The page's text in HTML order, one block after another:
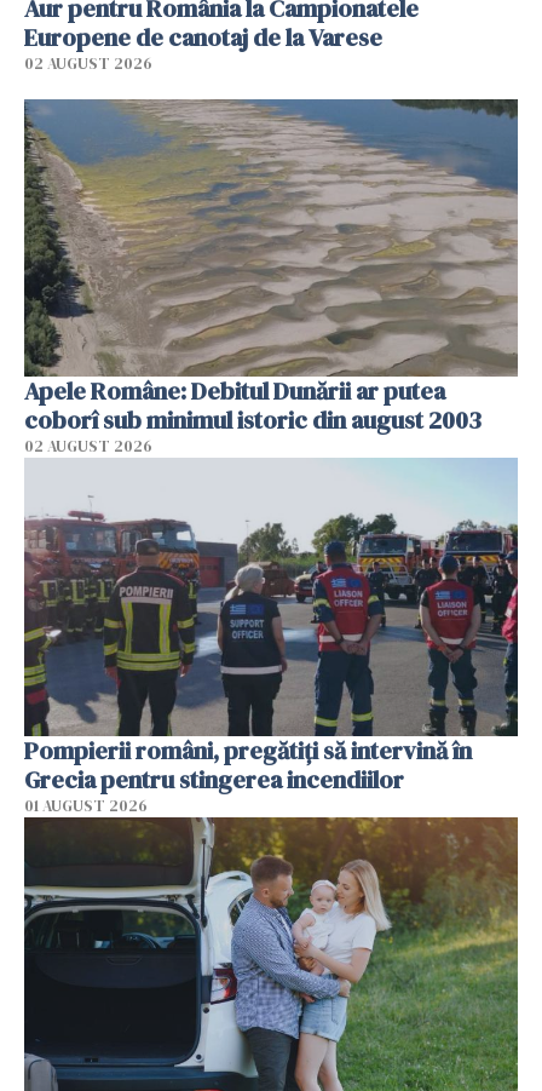
Aur pentru România la Campionatele
Europene de canotaj de la Varese
02 AUGUST 2026
Apele Române: Debitul Dunării ar putea
coborî sub minimul istoric din august 2003
02 AUGUST 2026
Pompierii români, pregătiţi să intervină în
Grecia pentru stingerea incendiilor
01 AUGUST 2026